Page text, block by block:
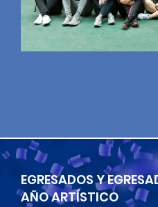
EGRESADOS Y
AÑO ARTÍSTICO